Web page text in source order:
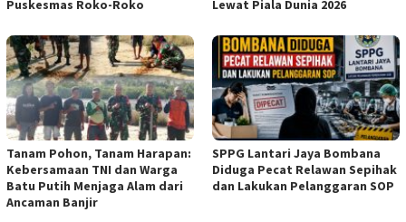
Puskesmas Roko-Roko
Lewat Piala Dunia 2026
Tanam Pohon, Tanam Harapan:
Kebersamaan TNI dan Warga
Batu Putih Menjaga Alam dari
Ancaman Banjir
SPPG Lantari Jaya Bombana
Diduga Pecat Relawan Sepihak
dan Lakukan Pelanggaran SOP